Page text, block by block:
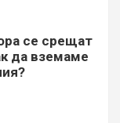
се срещат
да вземаме